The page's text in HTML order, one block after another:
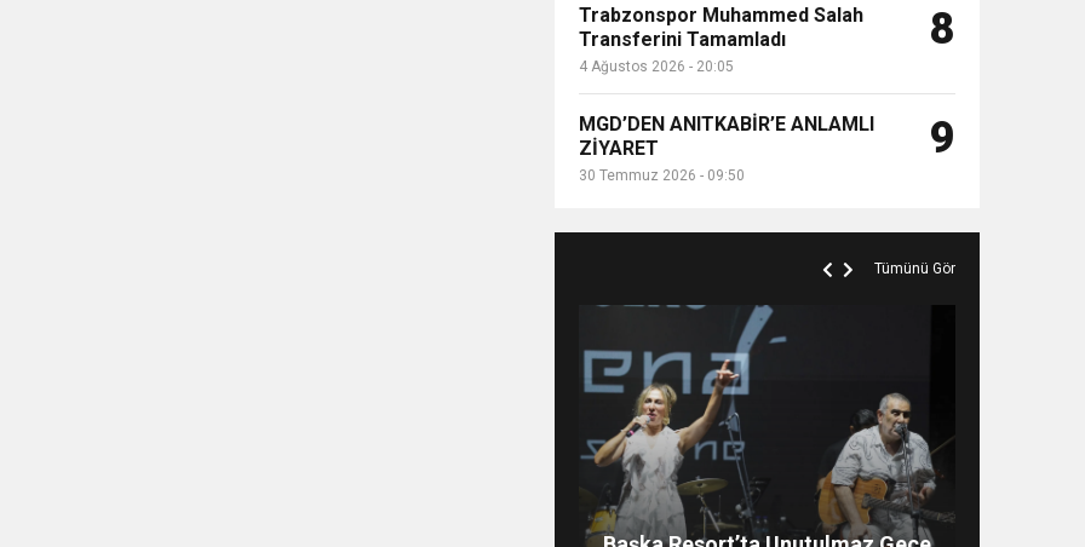
Trabzonspor Muhammed Salah
Transferini Tamamladı
4 Ağustos 2026 - 20:05
8
MGD’DEN ANITKABİR’E ANLAMLI
ZİYARET
30 Temmuz 2026 - 09:50
9
Tümünü Gör
Rubato Konser Serisi
Müzikseverlerle Buluşmaya SANATÇI, SAHNELERE
SAHNELERİN ALBÜMSÜZ